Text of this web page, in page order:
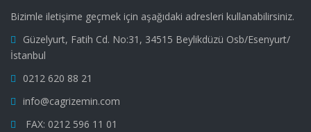
Bizimle iletişime geçmek için aşağıdaki adresleri kullanabilirsiniz.
Güzelyurt, Fatih Cd. No:31, 34515 Beylikdüzü Osb/Esenyurt/
İstanbul
0212 620 88 21
info@cagrizemin.com
FAX: 0212 596 11 01